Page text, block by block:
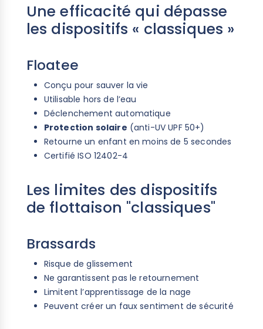
Une efficacité qui dépasse
les dispositifs « classiques »
Floatee
Conçu pour sauver la vie
Utilisable hors de l’eau
Déclenchement automatique
Protection solaire (anti-UV UPF 50+)
Retourne un enfant en moins de 5 secondes
Certifié ISO 12402-4
Les limites des dispositifs
de flottaison "classiques"
Brassards
Risque de glissement
Ne garantissent pas le retournement
Limitent l’apprentissage de la nage
Peuvent créer un faux sentiment de sécurité